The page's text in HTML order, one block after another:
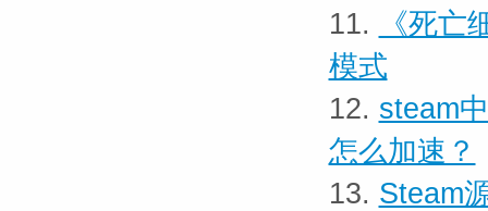
11.
《死
模式
12. steam
怎么加速？
13. Steam